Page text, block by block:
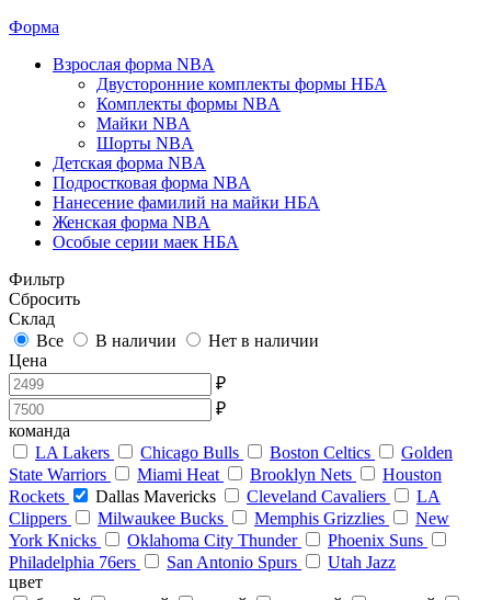
Форма
Взрослая форма NBA
Двусторонние комплекты формы НБА
Комплекты формы NBA
Майки NBA
Шорты NBA
Детская форма NBA
Подростковая форма NBA
Нанесение фамилий на майки НБА
Женская форма NBA
Особые серии маек НБА
Фильтр
Сбросить
Склад
Все
В наличии
Нет в наличии
Цена
₽
₽
команда
LA Lakers
Chicago Bulls Boston Celtics
Golden
State Warriors
Miami Heat Brooklyn Nets
Houston
Rockets
Dallas Mavericks Cleveland Cavaliers
LA
Clippers
Milwaukee Bucks Memphis Grizzlies
New
York Knicks
Oklahoma City Thunder
Phoenix Suns
Philadelphia 76ers
San Antonio Spurs
Utah Jazz
цвет